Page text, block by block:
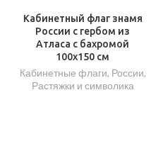
Кабинетный флаг знамя
России с гербом из
Атласа с бахромой
100х150 см
Кабинетные флаги, России,
Растяжки и символика